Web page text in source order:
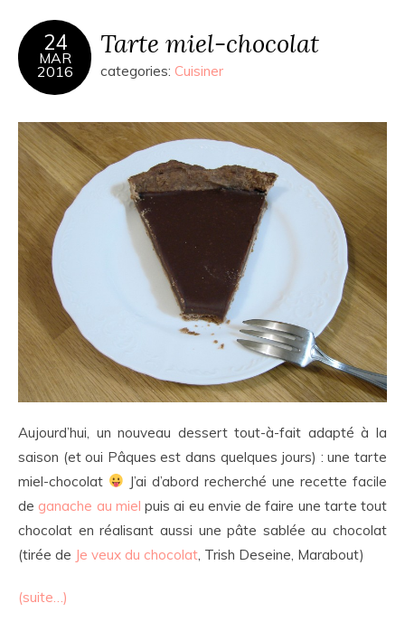
24
MAR
2016
Tarte miel-chocolat
categories: Cuisiner
Aujourd’hui, un nouveau dessert tout-à-fait adapté à la
saison (et oui Pâques est dans quelques jours) : une tarte
miel-chocolat
J’ai d’abord recherché une recette facile
de ganache au miel puis ai eu envie de faire une tarte tout
chocolat en réalisant aussi une pâte sablée au chocolat
(tirée de Je veux du chocolat , Trish Deseine, Marabout)
(suite…)